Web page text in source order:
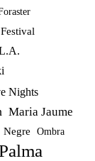
Nights
Maria Jaume
Negre Ombra